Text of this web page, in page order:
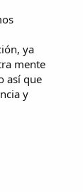
ya
mente
así que
y